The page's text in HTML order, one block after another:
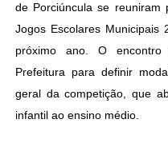
de Porciúncula se
Jogos Escolares Municipais
próximo ano. O
Prefeitura para definir
geral da competição, que
infantil ao ensino médio.